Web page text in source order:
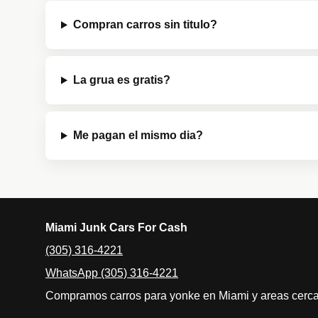
Compran carros sin titulo?
La grua es gratis?
Me pagan el mismo dia?
Miami Junk Cars For Cash
(305) 316-4221
WhatsApp (305) 316-4221
Compramos carros para yonke en Miami y areas